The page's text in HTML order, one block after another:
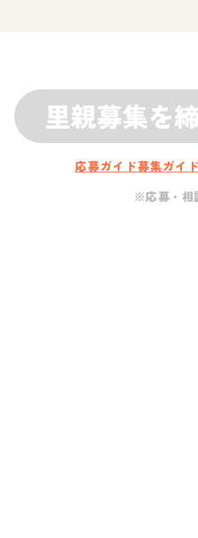
里親募集を
応募ガイド募集ガイド
※応募・相